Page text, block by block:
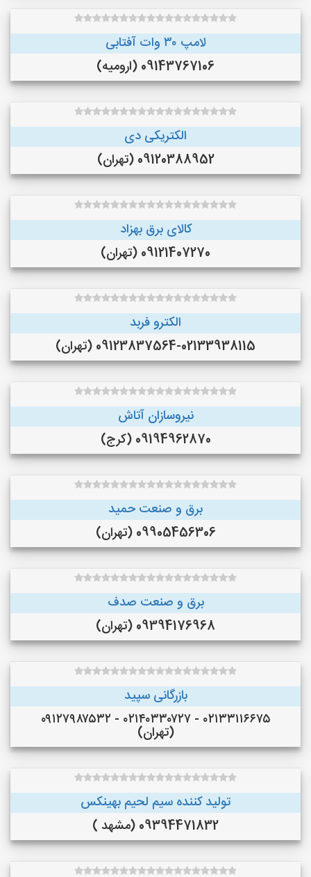
لامپ ۳۰ وات آفتابی
09143767106 (ارومیه)
الکتریکی دی
09120388952 (تهران)
کالای برق بهزاد
09121407270 (تهران)
الکترو فربد
09123837564-02133938115 (تهران)
نیروسازان آتاش
09194962870 (کرج)
برق و صنعت حمید
09905456306 (تهران)
برق و صنعت صدف
09394176968 (تهران)
بازرگانی سپید
۰۲۱۳۳۱۱۶۶۷۵ - ۰۲۱۴۰۳۳۰۷۲۷ - ۰۹۱۲۷۹۸۷۵۳۲
(تهران)
تولید کننده سیم لحیم بهینکس
09394471832 (مشهد )